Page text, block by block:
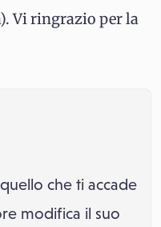
Vi ringrazio per la
che ti accade
modifica il suo